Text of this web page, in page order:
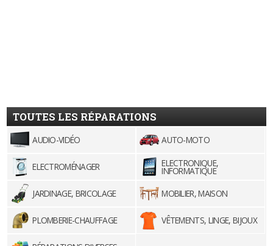
TOUTES LES RÉPARATIONS
AUDIO-VIDÉO AUTO-MOTO
ELECTROMÉNAGER ELECTRONIQUE,
INFORMATIQUE
JARDINAGE, BRICOLAGE
MOBILIER, MAISON
PLOMBERIE-CHAUFFAGE VÊTEMENTS, LINGE, BIJOUX